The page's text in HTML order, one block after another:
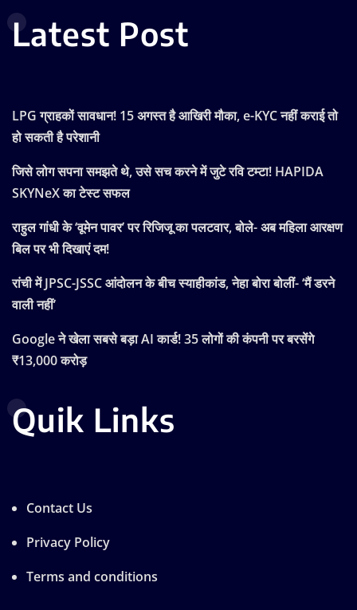
Latest Post
LPG ग्राहकों सावधान! 15 अगस्त है आखिरी मौका, e-KYC नहीं कराई तो
हो सकती है परेशानी
जिसे लोग सपना समझते थे, उसे सच करने में जुटे रवि टम्टा! HAPIDA
SKYNeX का टेस्ट सफल
राहुल गांधी के ‘वूमेन पावर’ पर रिजिजू का पलटवार, बोले- अब महिला आरक्षण
बिल पर भी दिखाएं दम!
रांची में JPSC-JSSC आंदोलन के बीच स्याहीकांड, नेहा बोरा बोलीं- ‘मैं डरने
वाली नहीं’
Google ने खेला सबसे बड़ा AI कार्ड! 35 लोगों की कंपनी पर बरसेंगे
₹13,000 करोड़
Quik Links
Contact Us
Privacy Policy
Terms and conditions